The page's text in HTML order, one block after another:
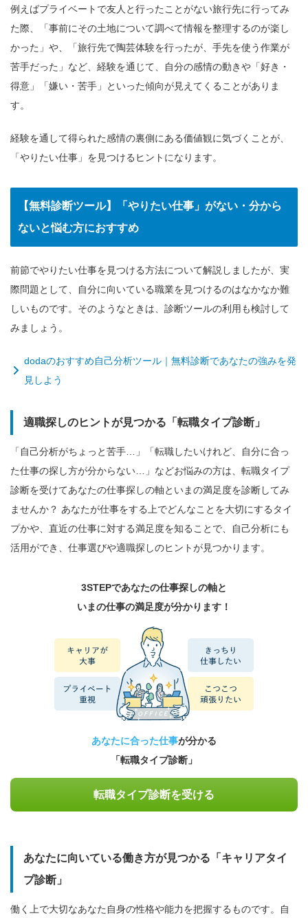
例えばプライベートで友人と行ったことがない旅行先に行ってみ
た際、「事前にその土地について調べて情報を整理するのが楽し
かった」や、「旅行先で陶芸体験を行ったが、手先を使う作業が
苦手だった」など、経験を通じて、自分の感情の動きや「好き・
得意」「嫌い・苦手」といった傾向が見えてくることがありま
す。
経験を通して得られた感情の裏側にある価値観に気づくことが、
「やりたい仕事」を見つけるヒントになります。
【無料診断ツール】「やりたい仕事」がない・分から
ないと悩む方におすすめ
前節でやりたい仕事を見つける方法について解説しましたが、実
際問題として、自分に向いている職業を見つけるのはなかなか難
しいものです。そのようなときは、診断ツールの利用も検討して
みましょう。
dodaのおすすめ自己分析ツール｜無料診断であなたの強みを発
見しよう
適職探しのヒントが見つかる「転職タイプ診断」
「自己分析がちょっと苦手…」「転職したいけれど、自分に合っ
た仕事の探し方が分からない…」などお悩みの方は、転職タイプ
診断を受けてあなたの仕事探しの軸といまの満足度を診断してみ
ませんか？ あなたが仕事をする上でどんなことを大切にするタイ
プかや、直近の仕事に対する満足度を知ることで、自己分析にも
活用ができ、仕事選びや適職探しのヒントが見つかります。
3STEPであなたの仕事探しの軸と
いまの仕事の満足度が分かります！
あなたに合った仕事が分かる
「転職タイプ診断」
転職タイプ診断を受ける
あなたに向いている働き方が見つかる「キャリアタイ
プ診断」
働く上で大切なあなた自身の性格や能力を把握するものです。自